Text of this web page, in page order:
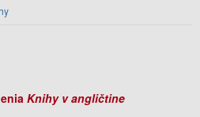
Knihy v angličtine